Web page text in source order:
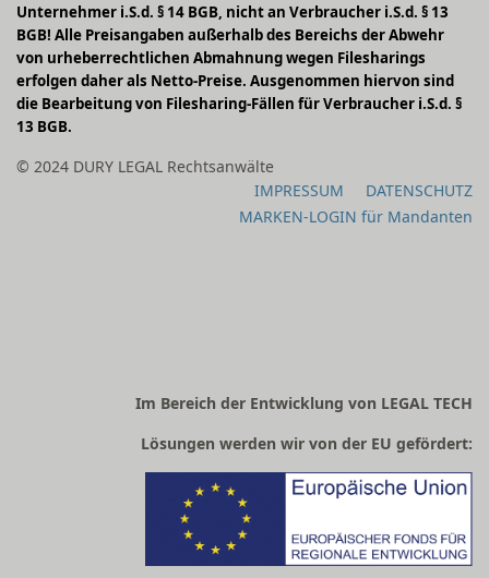
Unternehmer i.S.d. § 14 BGB, nicht an Verbraucher i.S.d. § 13
BGB! Alle Preisangaben außerhalb des Bereichs der Abwehr
von urheberrechtlichen Abmahnung wegen Filesharings
erfolgen daher als Netto-Preise. Ausgenommen hiervon sind
die Bearbeitung von Filesharing-Fällen für Verbraucher i.S.d. §
13 BGB.
© 2024 DURY LEGAL Rechtsanwälte
IMPRESSUM
DATENSCHUTZ
MARKEN-LOGIN für Mandanten
Im Bereich der Entwicklung von LEGAL TECH
Lösungen werden wir von der EU gefördert: